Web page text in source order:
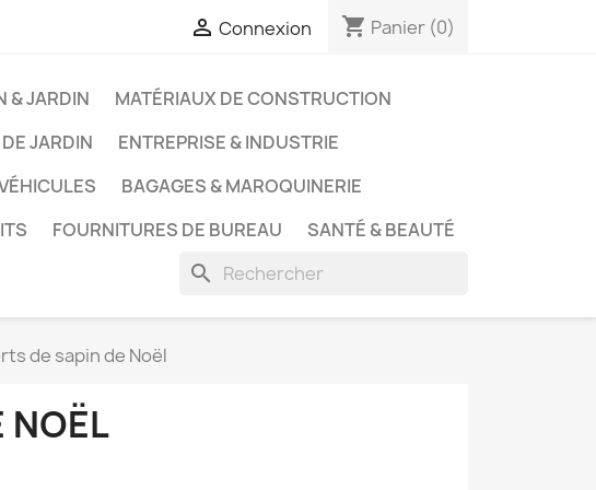
 Connexion shopping_cart Panier (0)
& JARDIN
MATÉRIAUX DE CONSTRUCTION
JARDIN
ENTREPRISE & INDUSTRIE
BAGAGES & MAROQUINERIE
FOURNITURES DE BUREAU SANTÉ & BEAUTÉ
search
de sapin de Noël
NOËL